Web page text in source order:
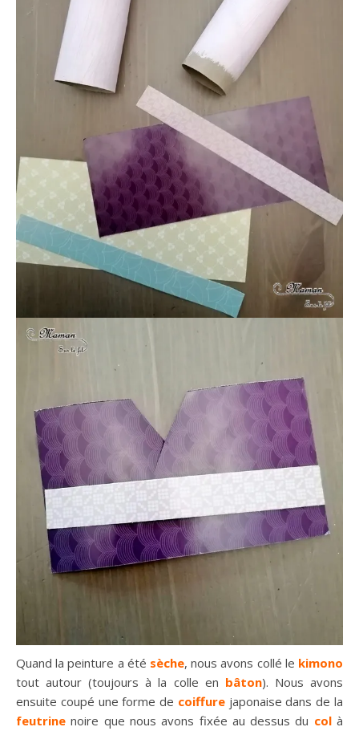
Quand la peinture a été sèche, nous avons collé le kimono
tout autour (toujours à la colle en bâton). Nous avons
ensuite coupé une forme de coiffure japonaise dans de la
feutrine noire que nous avons fixée au dessus du col à